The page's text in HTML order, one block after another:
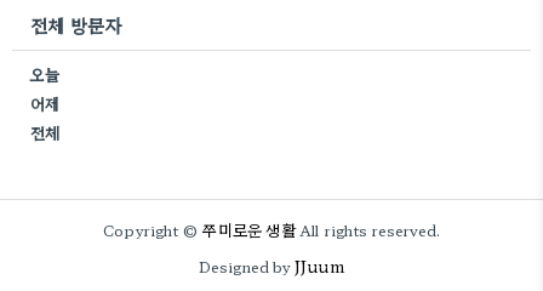
전체 방문자
오늘
어제
전체
Copyright ©쭈미로운 생활All rights reserved.
Designed byJJuum